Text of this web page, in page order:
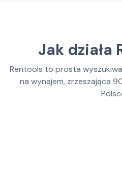
Jak działa
Rentools to prosta
na wynajem, zrzeszająca